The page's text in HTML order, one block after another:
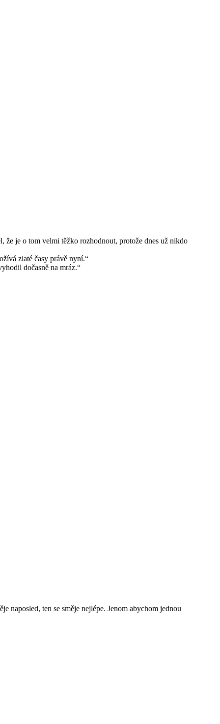
že je o tom velmi těžko rozhodnout, protože dnes už nikdo
zlaté časy právě nyní.“
dočasně na mráz.“
naposled, ten se směje nejlépe. Jenom abychom jednou